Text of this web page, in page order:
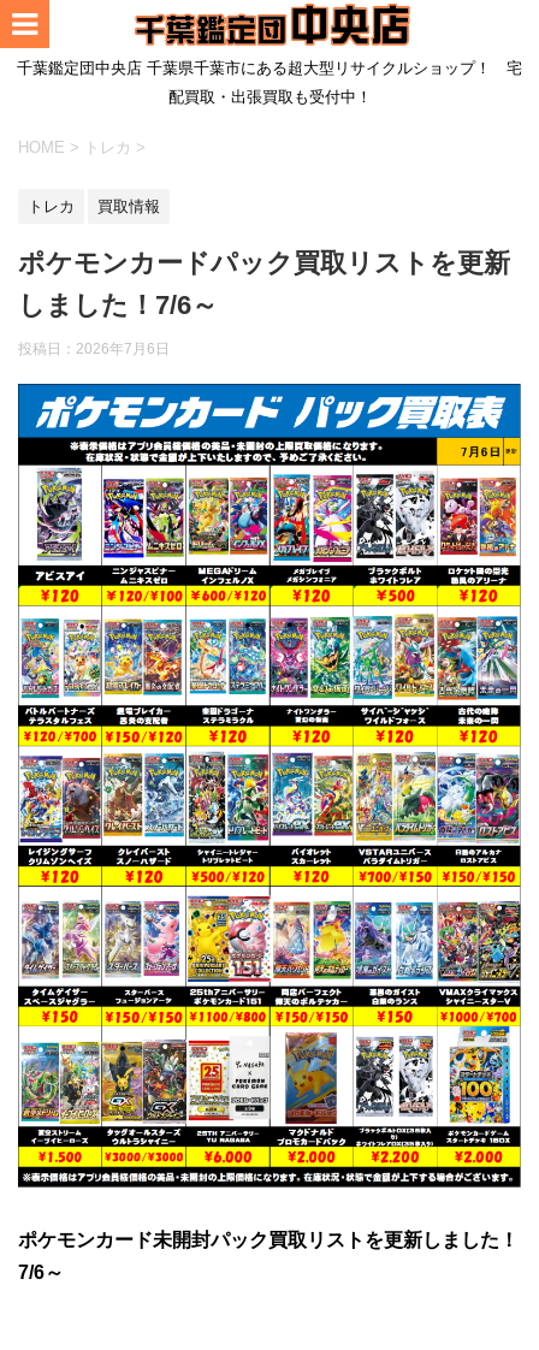
千葉鑑定団中央店 千葉県千葉市にある超大型リサイクルショップ！ 宅
配買取・出張買取も受付中！
HOME > トレカ >
トレカ 買取情報
ポケモンカードパック買取リストを更新
しました！7/6～
投稿日： 2026年7月6日
ポケモンカード未開封パック買取リストを更新しました！
7/6～